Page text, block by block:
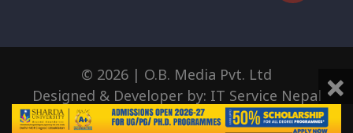
© 2026 | O.B. Media Pvt. Ltd
Designed & Developer by: IT Service Nepal ×